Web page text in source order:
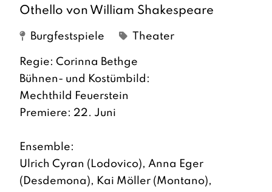
Othello von William Shakespeare
Burgfestspiele Theater
Regie: Corinna Bethge
Bühnen- und Kostümbild:
Mechthild Feuerstein
Premiere: 22. Juni
Ensemble:
Ulrich Cyran (Lodovico), Anna Eger
(Desdemona), Kai Möller (Montano),